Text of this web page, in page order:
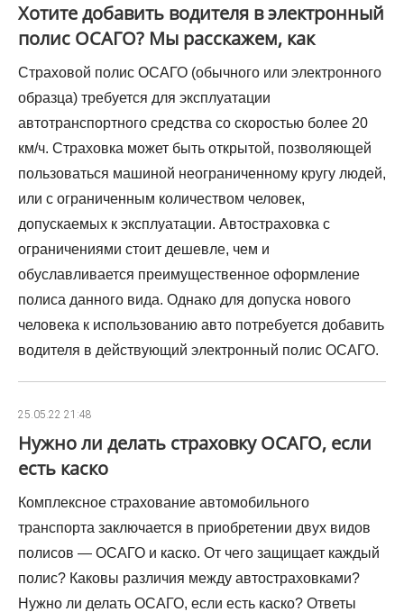
Хотите добавить водителя в электронный
полис ОСАГО? Мы расскажем, как
Страховой полис ОСАГО (обычного или электронного
образца) требуется для эксплуатации
автотранспортного средства со скоростью более 20
км/ч. Страховка может быть открытой, позволяющей
пользоваться машиной неограниченному кругу людей,
или с ограниченным количеством человек,
допускаемых к эксплуатации. Автостраховка с
ограничениями стоит дешевле, чем и
обуславливается преимущественное оформление
полиса данного вида. Однако для допуска нового
человека к использованию авто потребуется добавить
водителя в действующий электронный полис ОСАГО.
25.05.22 21:48
Нужно ли делать страховку ОСАГО, если
есть каско
Комплексное страхование автомобильного
транспорта заключается в приобретении двух видов
полисов — ОСАГО и каско. От чего защищает каждый
полис? Каковы различия между автостраховками?
Нужно ли делать ОСАГО, если есть каско? Ответы